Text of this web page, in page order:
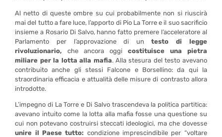
Al netto di queste ombre su cui probabilmente non si riuscirà
mai del tutto a fare luce, l’apporto di Pio La Torre e il suo sacrificio
insieme a Rosario Di Salvo, hanno fatto premere l’acceleratore al
Parlamento per l’approvazione di untesto di legge
rivoluzionario, che ancora oggi costituisce una pietra
miliare per la lotta alla mafia. Alla stesura del testo avevano
contribuito anche gli stessi Falcone e Borsellino: da qui la
straordinaria efficacia e attualità delle misure di contrasto allora
introdotte.
L’impegno di La Torre e Di Salvo trascendeva la politica partitica:
avevano intuito come la lotta alla mafia fosse una questione su
cui non potevano costruirsi steccati ideologici, ma che dovesse
unire il Paese tutto: condizione imprescindibile per “voltare